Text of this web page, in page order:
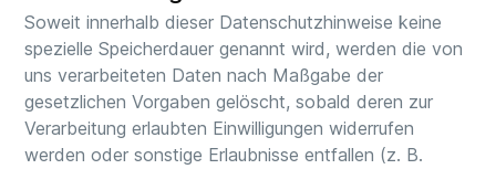
Soweit innerhalb dieser Datenschutzhinweise keine
spezielle Speicherdauer genannt wird, werden die von
uns verarbeiteten Daten nach Maßgabe der
gesetzlichen Vorgaben gelöscht, sobald deren zur
Verarbeitung erlaubten Einwilligungen widerrufen
werden oder sonstige Erlaubnisse entfallen (z. B.